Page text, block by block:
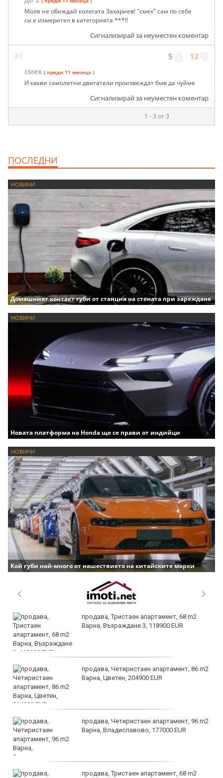
Моля не обиждай колегата Захариев! "смех" сам по себе
си е измерител в категорията ***!!
Сигнализирай за неуместен коментар
#1 5 12
смех ( преди 11 месеца )
И какви самолетни двигатели произвеждат бмв да чуйме
Сигнализирай за неуместен коментар
1 - 3 от 3
ПОСЛЕДНИ
НОВИНИ
Домашният контакт губи от станция на стената при зареждане
НОВИНИ
Новата платформа на Honda ще се прави от индийци
НОВИНИ
Кой губи най-много от нашествието на китайските марки
продава, Тристаен апартамент, 68 m2
Варна, Възраждане 3, 118900 EUR
продава, Четиристаен апартамент, 86 m2
Варна, Цветен, 204900 EUR
продава, Четиристаен апартамент, 96 m2
Варна, Владиславово, 177000 EUR
продава, Тристаен апартамент, 68 m2